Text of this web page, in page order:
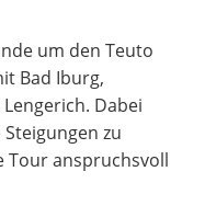
um den Teuto
Bad Iburg,
Dabei
zu
Tour anspruchsvoll